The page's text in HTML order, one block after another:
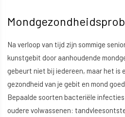
Na verloop van tijd zijn sommige
kunstgebit door aanhoudende
gebeurt niet bij iedereen, maar het is
gezondheid van je gebit en mond
Bepaalde soorten bacteriële infecties
oudere volwassenen: